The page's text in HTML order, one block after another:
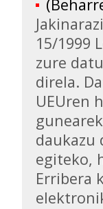
15/1999
zure
direla.
UEUren
daukazu
egiteko,
Erribera